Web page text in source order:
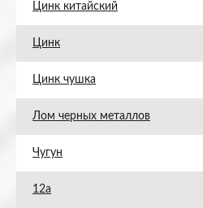
Цинк китайский
Цинк
Цинк чушка
Лом черных металлов
Чугун
12а